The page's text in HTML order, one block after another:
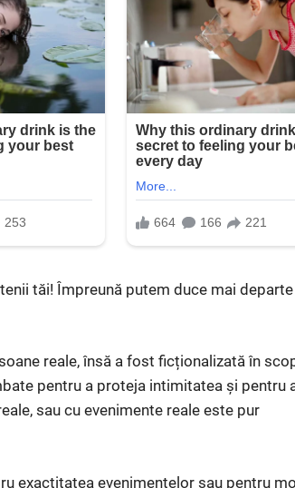
tăi! Împreună putem duce mai
reale, însă a fost ficționalizată în
pentru a proteja intimitatea și pentru
sau cu evenimente reale este pur
exactitatea evenimentelor sau pentru